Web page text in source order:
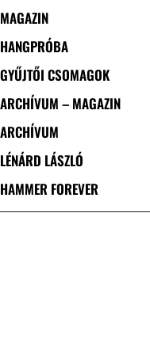
MAGAZIN
HANGPRÓBA
GYŰJTŐI CSOMAGOK
ARCHÍVUM – MAGAZIN
ARCHÍVUM
LÉNÁRD LÁSZLÓ
HAMMER FOREVER